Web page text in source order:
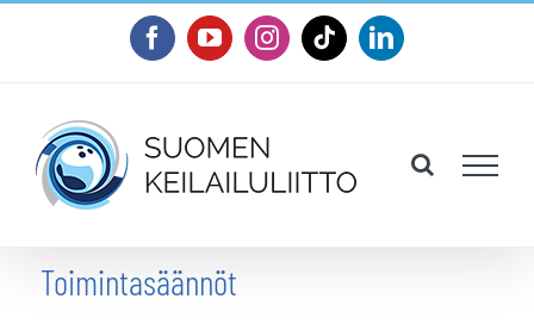
FacebookYouTubeInstagram
TiktokLinkedIn
Toimintasäännöt